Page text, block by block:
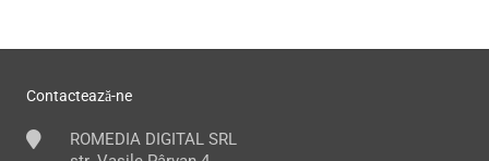
Contactează-ne
ROMEDIA DIGITAL SRL